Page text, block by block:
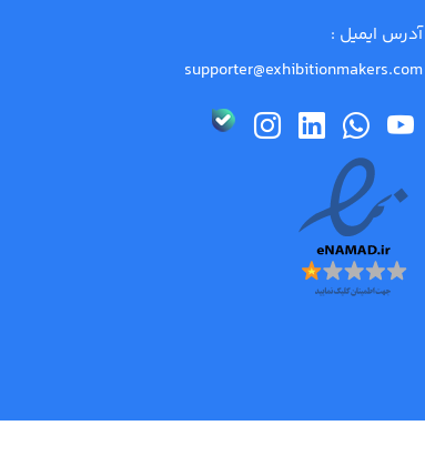
آدرس ایمیل :
supporter@exhibitionmakers.com